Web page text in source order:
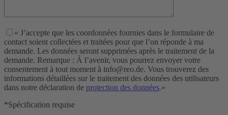
« J’accepte que les coordonnées fournies dans le formulaire de
contact soient collectées et traitées pour que l’on réponde à ma
demande. Les données seront supprimées après le traitement de la
demande. Remarque : À l’avenir, vous pourrez envoyer votre
consentement à tout moment à info@reo.de. Vous trouverez des
informations détaillées sur le traitement des données des utilisateurs
dans notre déclaration de protection des données.»
*Spécification requise